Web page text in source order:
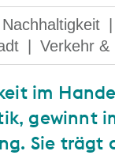
Nachhaltigkeit
Verkehr &
im
gewinnt
Sie trägt